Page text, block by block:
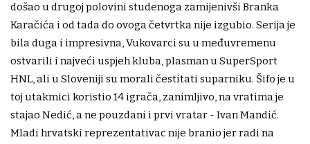
došao u drugoj polovini studenoga zamijenivši Branka
Karačića i od tada do ovoga četvrtka nije izgubio. Serija je
bila duga i impresivna, Vukovarci su u međuvremenu
ostvarili i najveći uspjeh kluba, plasman u SuperSport
HNL, ali u Sloveniji su morali čestitati suparniku. Šifo je u
toj utakmici koristio 14 igrača, zanimljivo, na vratima je
stajao Nedić, a ne pouzdani i prvi vratar - Ivan Mandić.
Mladi hrvatski reprezentativac nije branio jer radi na